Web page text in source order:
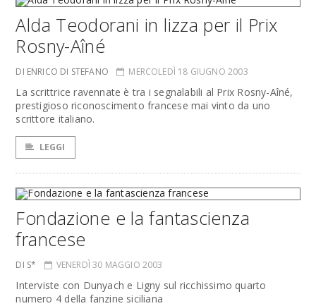
Alda Teodorani in lizza per il Prix
Rosny-Aîné
DI ENRICO DI STEFANO MERCOLEDÌ 18 GIUGNO 2003
La scrittrice ravennate è tra i segnalabili al Prix Rosny-Aîné,
prestigioso riconoscimento francese mai vinto da uno
scrittore italiano.
LEGGI
Fondazione e la fantascienza
francese
DI S* VENERDÌ 30 MAGGIO 2003
Interviste con Dunyach e Ligny sul ricchissimo quarto
numero 4 della fanzine siciliana